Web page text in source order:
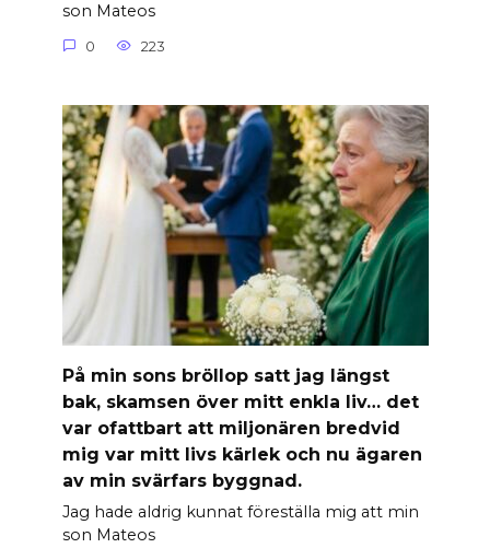
son Mateos
0 223
På min sons bröllop satt jag längst
bak, skamsen över mitt enkla liv… det
var ofattbart att miljonären bredvid
mig var mitt livs kärlek och nu ägaren
av min svärfars byggnad.
Jag hade aldrig kunnat föreställa mig att min
son Mateos